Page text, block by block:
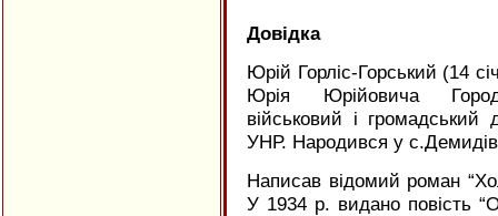
Довідка
Юрій Горліс-Горський (14
Юрія Юрійовича
військовий і громадський
УНР. Народився у
Написав відомий роман
У 1934 р. видано повість